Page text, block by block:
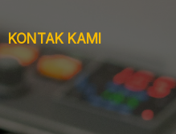
KONTAK KAMI